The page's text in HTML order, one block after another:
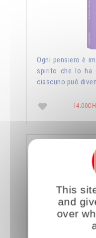
Ogni pensiero è
spirito che lo ha
ciascuno può
La
This
and
over